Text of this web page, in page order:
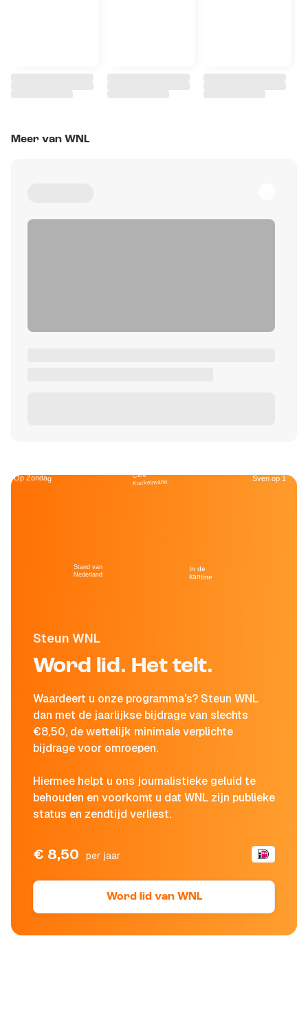
Meer van WNL
Steun WNL
Word lid. Het telt.
Waardeert u onze programma's? Steun WNL
dan met de jaarlijkse bijdrage van slechts
€8,50, de wettelijk minimale verplichte
bijdrage voor omroepen.
Hiermee helpt u ons journalistieke geluid te
behouden en voorkomt u dat WNL zijn publieke
status en zendtijd verliest.
€ 8,50 per jaar
Word lid van WNL
Op Zondag
Stand van
Nederland
Café
Kockelmann
In de
kantine
Sven op 1